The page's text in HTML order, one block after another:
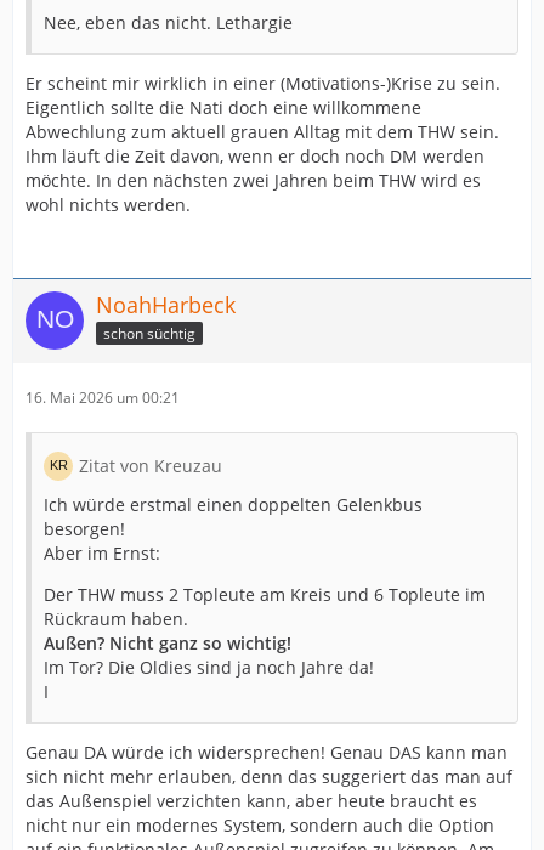
Nee, eben das nicht. Lethargie
Er scheint mir wirklich in einer (Motivations-)Krise zu sein.
Eigentlich sollte die Nati doch eine willkommene
Abwechlung zum aktuell grauen Alltag mit dem THW sein.
Ihm läuft die Zeit davon, wenn er doch noch DM werden
möchte. In den nächsten zwei Jahren beim THW wird es
wohl nichts werden.
NoahHarbeck
schon süchtig
16. Mai 2026 um 00:21
Zitat von Kreuzau
Ich würde erstmal einen doppelten Gelenkbus
besorgen!
Aber im Ernst:
Der THW muss 2 Topleute am Kreis und 6 Topleute im
Rückraum haben.
Außen? Nicht ganz so wichtig!
Im Tor? Die Oldies sind ja noch Jahre da!
I
Genau DA würde ich widersprechen! Genau DAS kann man
sich nicht mehr erlauben, denn das suggeriert das man auf
das Außenspiel verzichten kann, aber heute braucht es
nicht nur ein modernes System, sondern auch die Option